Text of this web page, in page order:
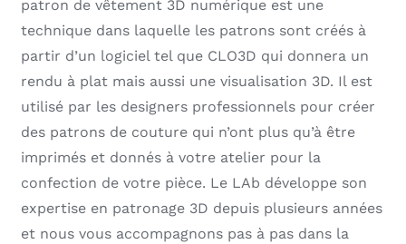
patron de vêtement 3D numérique est une
technique dans laquelle les patrons sont créés à
partir d’un logiciel tel que CLO3D qui donnera un
rendu à plat mais aussi une visualisation 3D. Il est
utilisé par les designers professionnels pour créer
des patrons de couture qui n’ont plus qu’à être
imprimés et donnés à votre atelier pour la
confection de votre pièce. Le LAb développe son
expertise en patronage 3D depuis plusieurs années
et nous vous accompagnons pas à pas dans la